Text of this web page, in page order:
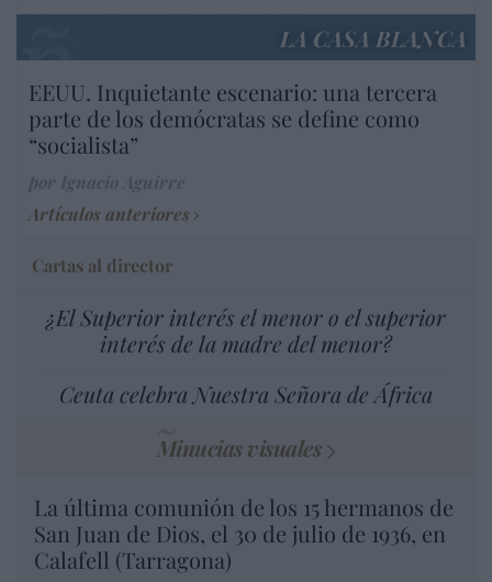
LA CASA BLANCA
EEUU. Inquietante escenario: una tercera
parte de los demócratas se define como
“socialista”
Artículos anteriores
Cartas al director
¿El Superior interés el menor o el superior
interés de la madre del menor?
Ceuta celebra Nuestra Señora de África
Minucias visuales
La última comunión de los 15 hermanos de
San Juan de Dios, el 30 de julio de 1936, en
Calafell (Tarragona)